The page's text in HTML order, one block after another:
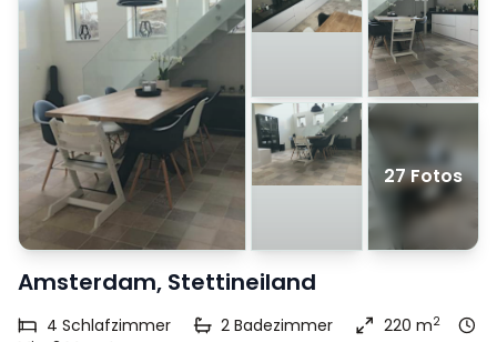
27 Fotos
Amsterdam, Stettineiland
4 Schlafzimmer 2 Badezimmer 220 m2